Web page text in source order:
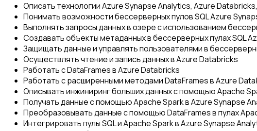
Описать технологии Azure Synapse Analytics, Azure
Понимать возможности бессерверных пулов SQL Azure
Выполнять запросы данных в озере с использованием
Создавать объекты метаданных в бессерверных пулах SQL
Защищать данные и управлять пользователями в
Осуществлять чтение и запись данных в Azure Databricks
Работать с DataFrames в Azure Databricks
Работать с расширенными методами DataFrames в Azure
Описывать инжиниринг больших данных с помощью Apache
Получать данные с помощью Apache Spark в Azure Synapse
Преобразовывать данные с помощью DataFrames в пулах
Интегрировать пулы SQL и Apache Spark в Azure Synapse